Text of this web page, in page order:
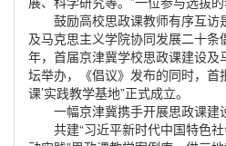
鼓励高校思政课教师有序互
及马克思主义学院协同发展二十
年，首届京津冀学校思政课建设
坛举办，《倡议》发布的同时，首
课’实践教学基地”正式成立。
一幅京津冀携手开展思政课
共建“习近平新时代中国特色